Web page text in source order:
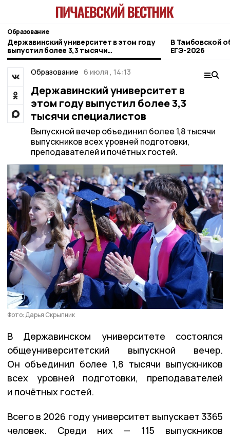
Образование
Державинский университет в этом году
выпустил более 3,3 тысячи
специалистов
В Тамбовской
ЕГЭ-2026
Образование 6 июля , 14:13
Державинский университет в
этом году выпустил более 3,3
тысячи специалистов
Выпускной вечер объединил более 1,8 тысячи
выпускников всех уровней подготовки,
преподавателей и почётных гостей.
Фото: Дарья Скрыпник
В Державинском университете состоялся
общеуниверситетский выпускной вечер.
Он объединил более 1,8 тысячи выпускников
всех уровней подготовки, преподавателей
и почётных гостей.
Всего в 2026 году университет выпускает 3365
человек. Среди них — 115 выпускников